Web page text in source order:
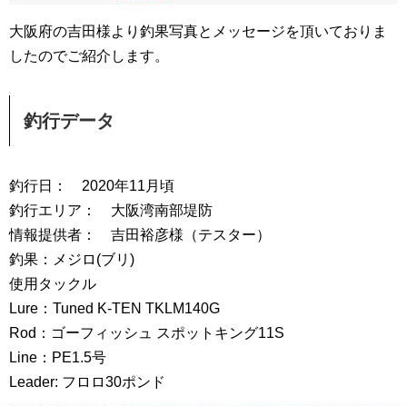
大阪府の吉田様より釣果写真とメッセージを頂いておりま
したのでご紹介します。
釣行データ
釣行日： 2020年11月頃
釣行エリア： 大阪湾南部堤防
情報提供者： 吉田裕彦様（テスター）
釣果：メジロ(ブリ)
使用タックル
Lure：Tuned K-TEN TKLM140G
Rod：ゴーフィッシュ スポットキング11S
Line：PE1.5号
Leader: フロロ30ポンド